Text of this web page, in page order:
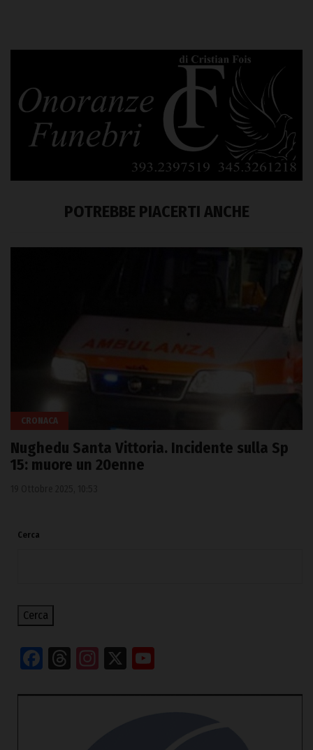
POTREBBE PIACERTI ANCHE
CRONACA
Nughedu Santa Vittoria. Incidente sulla Sp
15: muore un 20enne
Cerca
Cerca
Facebook
Threads
Instagram
X